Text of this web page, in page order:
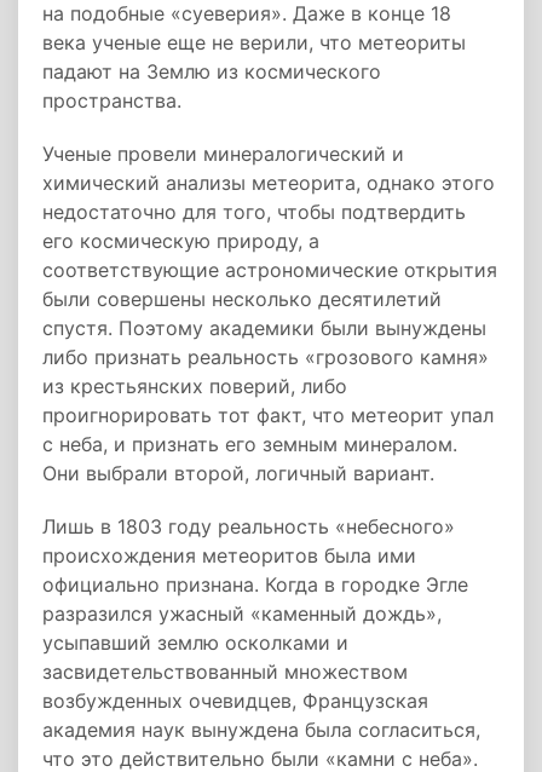
на подобные «суеверия». Даже в конце 18
века ученые еще не верили, что метеориты
падают на Землю из космического
пространства.
Ученые провели минералогический и
химический анализы метеорита, однако этого
недостаточно для того, чтобы подтвердить
его космическую природу, а
соответствующие астрономические открытия
были совершены несколько десятилетий
спустя. Поэтому академики были вынуждены
либо признать реальность «грозового камня»
из крестьянских поверий, либо
проигнорировать тот факт, что метеорит упал
с неба, и признать его земным минералом.
Они выбрали второй, логичный вариант.
Лишь в 1803 году реальность «небесного»
происхождения метеоритов была ими
официально признана. Когда в городке Эгле
разразился ужасный «каменный дождь»,
усыпавший землю осколками и
засвидетельствованный множеством
возбужденных очевидцев, Французская
академия наук вынуждена была согласиться,
что это действительно были «камни с неба».